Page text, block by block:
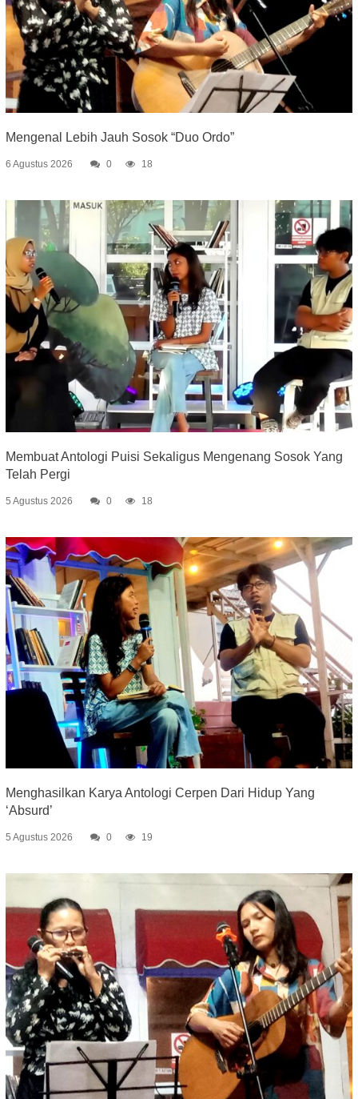
Mengenal Lebih Jauh Sosok “Duo Ordo”
6 Agustus 2026 0 18
Membuat Antologi Puisi Sekaligus Mengenang Sosok Yang
Telah Pergi
5 Agustus 2026 0 18
Menghasilkan Karya Antologi Cerpen Dari Hidup Yang
‘Absurd’
5 Agustus 2026 0 19